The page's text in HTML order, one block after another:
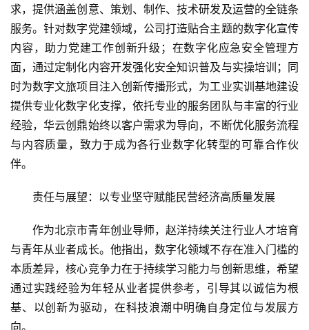
求，提供涵盖创意、策划、制作、技术研发及运营的全链条
服务。针对数字党建领域，公司打造贴合主题的数字化宣传
内容，助力党建工作创新升级；在数字化应急安全管理方
面，通过定制化内容开发强化安全知识普及与实操培训；同
时为数字文旅项目注入创新传播形式，为工业实训基地建设
提供专业化数字化支撑，依托专业的服务团队与丰富的行业
经验，华云创鼎始终以客户需求为导向，不断优化服务流程
与内容质量，致力于成为各行业数字化转型的可靠合作伙
伴。
责任与展望：以专业坚守赋能民营经济高质量发展
作为北京市青年创业导师，赵洋持续关注行业人才培育
与青年从业者成长。他指出，数字化领域不存在准入门槛的
本质差异，核心竞争力在于持续学习能力与创新思维，希望
通过实践经验为年轻从业者提供参考，引导其以诚信为根
基、以创新为驱动，在科技浪潮中明确自身定位与发展方
向。